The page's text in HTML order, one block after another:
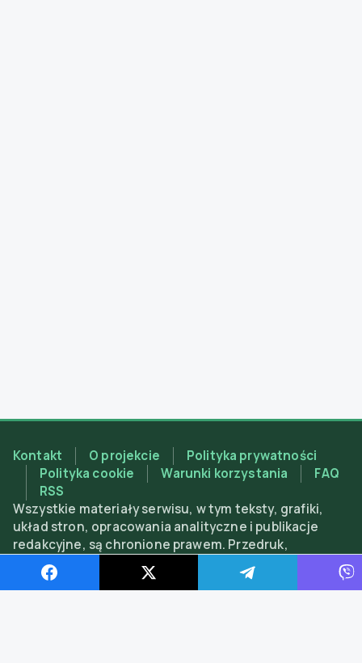
Kontakt O projekcie
Polityka prywatności
Polityka cookie
Warunki korzystania
FAQ
RSS
Wszystkie materiały serwisu, w tym teksty, grafiki,
układ stron, opracowania analityczne i publikacje
redakcyjne, są chronione prawem. Przedruk,
kopiowanie, adaptacja lub inne wykorzystanie
materiałów są dozwolone wyłącznie z obowiązkowym